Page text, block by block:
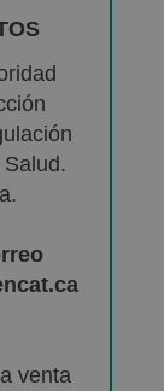
venta